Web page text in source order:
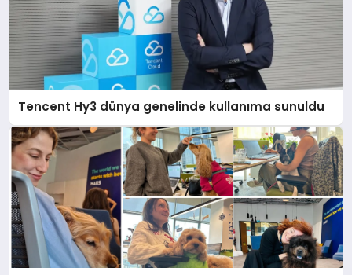
Tencent Hy3 dünya genelinde kullanıma sunuldu